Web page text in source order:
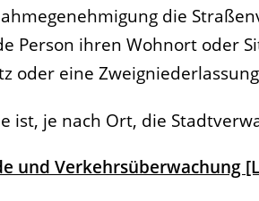
die
Person ihren Wohnort oder
oder eine
ist, je nach Ort, die
und Verkehrsüberwachung